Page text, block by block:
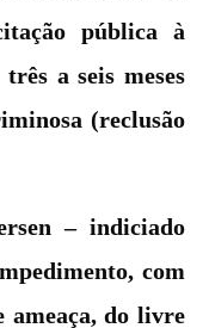
pública à
a seis meses
(reclusão
–indiciado
com
ameaça, do livre